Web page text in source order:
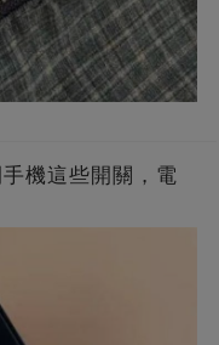
機這些開關，電